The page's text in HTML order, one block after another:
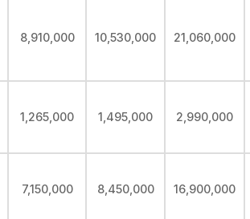
8,910,000 10,530,000 21,060,000
1,265,000 1,495,000 2,990,000
7,150,000 8,450,000 16,900,000